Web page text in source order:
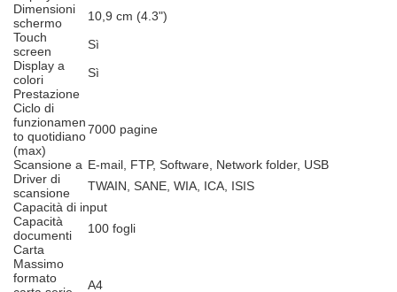
Dimensioni
schermo
10,9 cm (4.3")
Touch
screen
Sì
Display a
colori
Sì
Prestazione
Ciclo di
funzionamen
to quotidiano
(max)
7000 pagine
Scansione a E-mail, FTP, Software, Network folder, USB
Driver di
scansione
TWAIN, SANE, WIA, ICA, ISIS
Capacità di input
Capacità
documenti
100 fogli
Carta
Massimo
formato
A4